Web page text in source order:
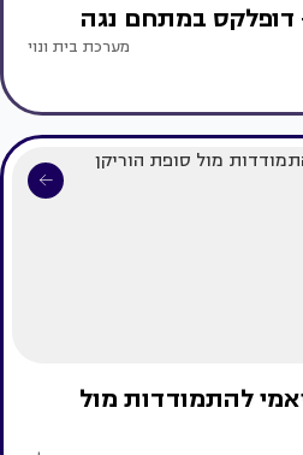
דופלקס במתחם נגה
מערכת בית ונוי
להתמודדות מול